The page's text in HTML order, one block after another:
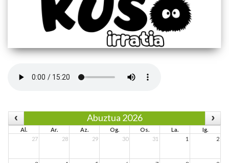
Abuztua 2026
Al. Ar. Az. Og. Os. La.
Ig.
27
28 29 30 31 1 2